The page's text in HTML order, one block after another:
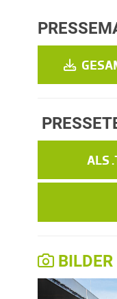
ALS
BILDER